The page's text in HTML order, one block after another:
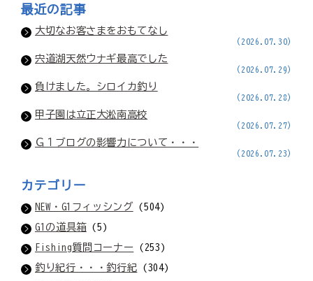
最近の記事
大切なお客さまをおもてなし
(2026.07.30)
宍道湖天然ウナギ最高でした
(2026.07.29)
負けました。シロイカ釣り
(2026.07.28)
甲子園は立正大淞南高校
(2026.07.27)
Ｇ１ブログの影響力について・・・
(2026.07.23)
カテゴリー
NEW・G1フィッシング(504)
G1の道具箱(5)
Fishing質問コーナー (253)
釣り紀行・・・釣行紀 (304)